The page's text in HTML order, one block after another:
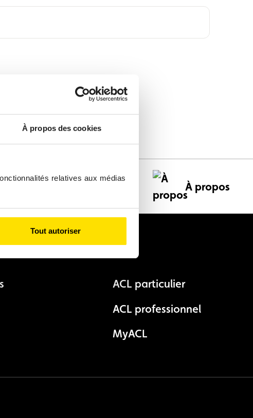
À propos des cookies
relatives aux médias
Tout autoriser
Règlement À propos
ACL particulier
ACL professionnel
MyACL